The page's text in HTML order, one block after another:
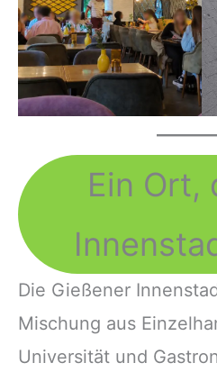
Ein Ort,
Die Gießener
Mischung aus
Universität und